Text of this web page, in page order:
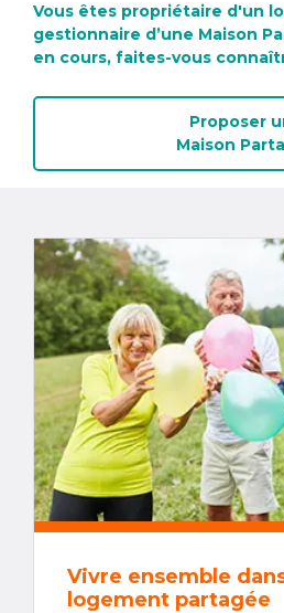
Vous êtes propriétaire d'un
gestionnaire d’une Maison
en cours, faites-vous
Proposer
Maison
Vivre ensemble
logement partagée